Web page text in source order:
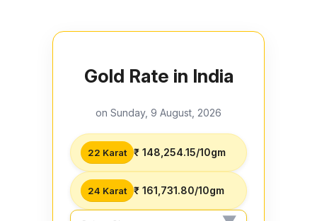
Gold Rate in India
on Sunday, 9 August, 2026
22 Karat ₹ 148,254.15/10gm
24 Karat ₹ 161,731.80/10gm